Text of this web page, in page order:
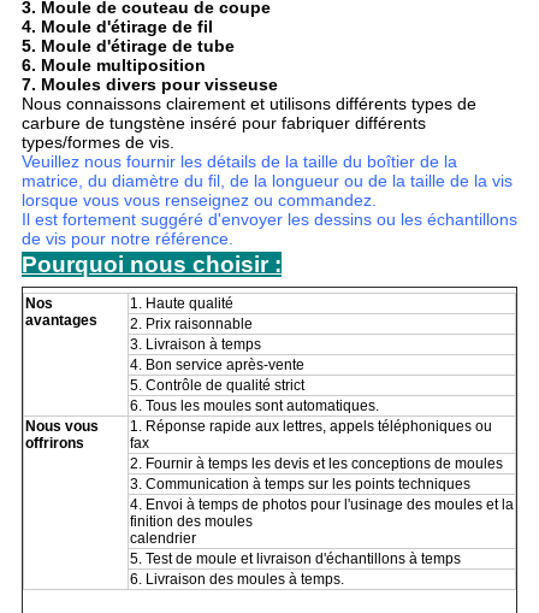
3. Moule de couteau de coupe
4. Moule d'étirage de fil
5. Moule d'étirage de tube
6. Moule multiposition
7. Moules divers pour visseuse
Nous connaissons clairement et utilisons différents types de
carbure de tungstène inséré pour fabriquer différents
types/formes de vis.
Veuillez nous fournir les détails de la taille du boîtier de la
matrice, du diamètre du fil, de la longueur ou de la taille de la vis
lorsque vous vous renseignez ou commandez.
Il est fortement suggéré d'envoyer les dessins ou les échantillons
de vis pour notre référence.
Pourquoi nous choisir :
Nos
avantages
1. Haute qualité
2. Prix raisonnable
3. Livraison à temps
4. Bon service après-vente
5. Contrôle de qualité strict
6. Tous les moules sont automatiques.
Nous vous
offrirons
1. Réponse rapide aux lettres, appels téléphoniques ou
fax
2. Fournir à temps les devis et les conceptions de moules
3. Communication à temps sur les points techniques
4. Envoi à temps de photos pour l'usinage des moules et la
finition des moules
calendrier
5. Test de moule et livraison d'échantillons à temps
6. Livraison des moules à temps.